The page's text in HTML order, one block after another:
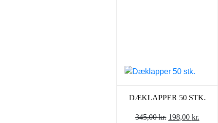
DÆKLAPPER 50 STK.
345,00kr. Den
198,00 kr.